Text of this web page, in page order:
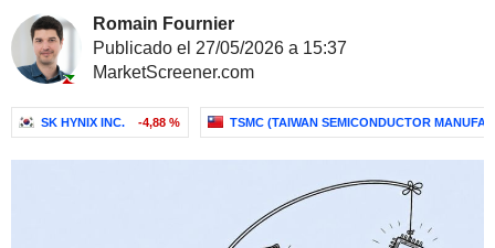
Romain Fournier
Publicado el 27/05/2026 a 15:37
MarketScreener.com
SK HYNIX INC. -4,88 % TSMC (TAIWAN SEMICONDUCTOR